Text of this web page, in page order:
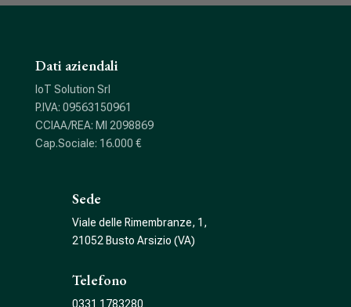
Dati aziendali
IoT Solution Srl
P.IVA: 09563150961
CCIAA/REA: MI 2098869
Cap.Sociale: 16.000 €
Sede
Viale delle Rimembranze, 1,
21052 Busto Arsizio (VA)
Telefono
0331 1783280